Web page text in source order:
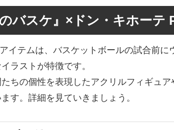
のバスケ』×ドン・キホーテ
イテムは、バスケットボールの試合前に
ラストが特徴です。
ちの個性を表現したアクリルフィギュ
す。詳細を見ていきましょう。